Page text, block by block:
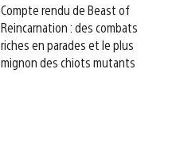
Compte rendu de Beast of
Reincarnation : des combats
riches en parades et le plus
mignon des chiots mutants